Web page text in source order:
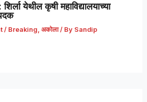
येथील कृषी महाविद्यालयाच्या
/ Breaking, अकोला/ By Sandip